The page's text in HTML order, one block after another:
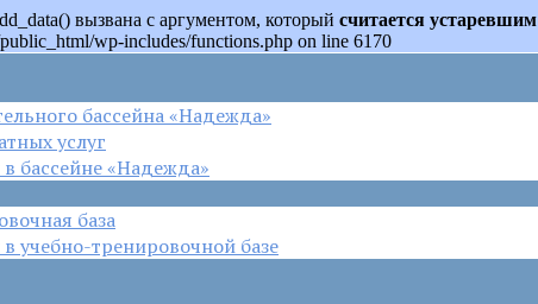
вызвана с аргументом, который считается устаревшим
wp-includes/functions.php on line 6170
бассейна «Надежда»
услуг
бассейне «Надежда»
база
учебно-тренировочной базе